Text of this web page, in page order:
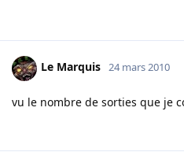
Le Marquis 24 mars 2010
vu le nombre de sorties que je